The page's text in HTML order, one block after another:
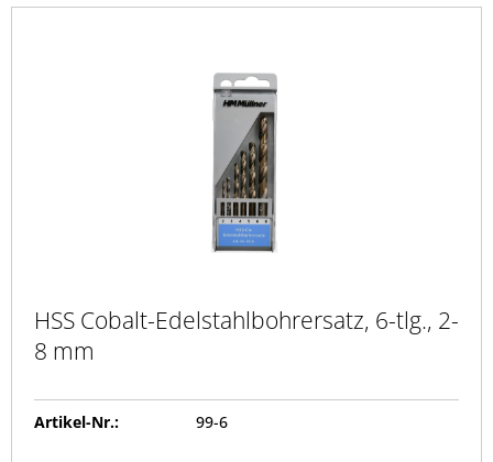
HSS Cobalt-Edelstahlbohrersatz, 6-tlg., 2-
8 mm
Artikel-Nr.: 99-6